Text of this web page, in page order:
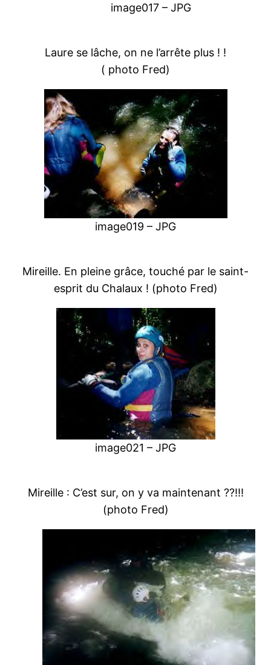
image017 – JPG
Laure se lâche, on ne l’arrête plus ! !
( photo Fred)
image019 – JPG
Mireille. En pleine grâce, touché par le saint-
esprit du Chalaux ! (photo Fred)
image021 – JPG
Mireille : C’est sur, on y va maintenant ??!!!
(photo Fred)